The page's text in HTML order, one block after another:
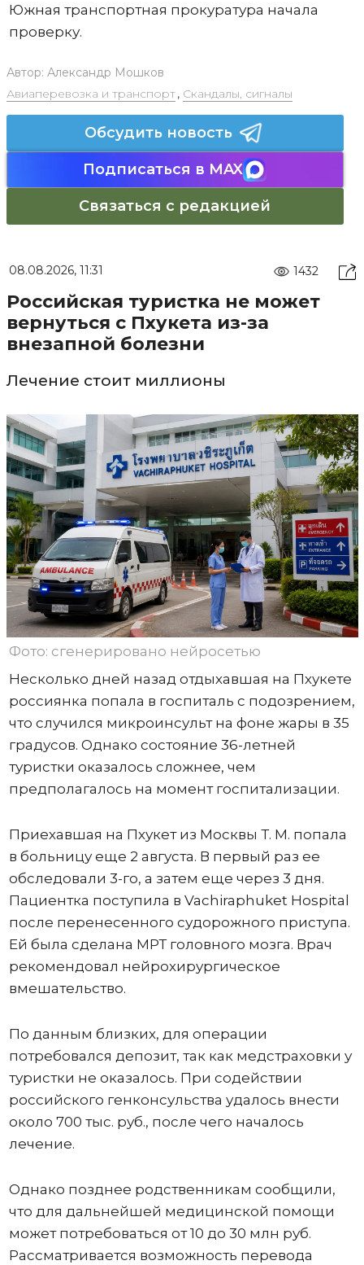
Южная транспортная прокуратура начала
проверку.
Автор: Александр Мошков
Авиаперевозка и транспорт, Скандалы, сигналы
Обсудить новость
Подписаться в MAX
Связаться с редакцией
08.08.2026, 11:31 1432
Российская туристка не может
вернуться с Пхукета из-за
внезапной болезни
Лечение стоит миллионы
Фото: сгенерировано нейросетью
Несколько дней назад отдыхавшая на Пхукете
россиянка попала в госпиталь с подозрением,
что случился микроинсульт на фоне жары в 35
градусов. Однако состояние 36-летней
туристки оказалось сложнее, чем
предполагалось на момент госпитализации.
Приехавшая на Пхукет из Москвы Т. М. попала
в больницу еще 2 августа. В первый раз ее
обследовали 3-го, а затем еще через 3 дня.
Пациентка поступила в Vachiraphuket Hospital
после перенесенного судорожного приступа.
Ей была сделана МРТ головного мозга. Врач
рекомендовал нейрохирургическое
вмешательство.
По данным близких, для операции
потребовался депозит, так как медстраховки у
туристки не оказалось. При содействии
российского генконсульства удалось внести
около 700 тыс. руб., после чего началось
лечение.
Однако позднее родственникам сообщили,
что для дальнейшей медицинской помощи
может потребоваться от 10 до 30 млн руб.
Рассматривается возможность перевода